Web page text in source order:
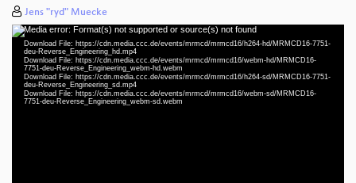
Jens "ryd" Muecke
Video
Player
Media error: Format(s) not supported or source(s) not found
Download File: https://cdn.media.ccc.de/events/mrmcd/mrmcd16/h264-hd/MRMCD16-7751-
deu-Reverse_Engineering_hd.mp4
Download File: https://cdn.media.ccc.de/events/mrmcd/mrmcd16/webm-hd/MRMCD16-
7751-deu-Reverse_Engineering_webm-hd.webm
Download File: https://cdn.media.ccc.de/events/mrmcd/mrmcd16/h264-sd/MRMCD16-7751-
deu-Reverse_Engineering_sd.mp4
Download File: https://cdn.media.ccc.de/events/mrmcd/mrmcd16/webm-sd/MRMCD16-
7751-deu-Reverse_Engineering_webm-sd.webm